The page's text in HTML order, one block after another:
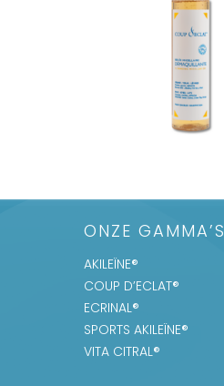
ONZE GAMMA’S
AKILEÏNE®
COUP D’ECLAT®
ECRINAL®
SPORTS AKILEÏNE®
VITA CITRAL®